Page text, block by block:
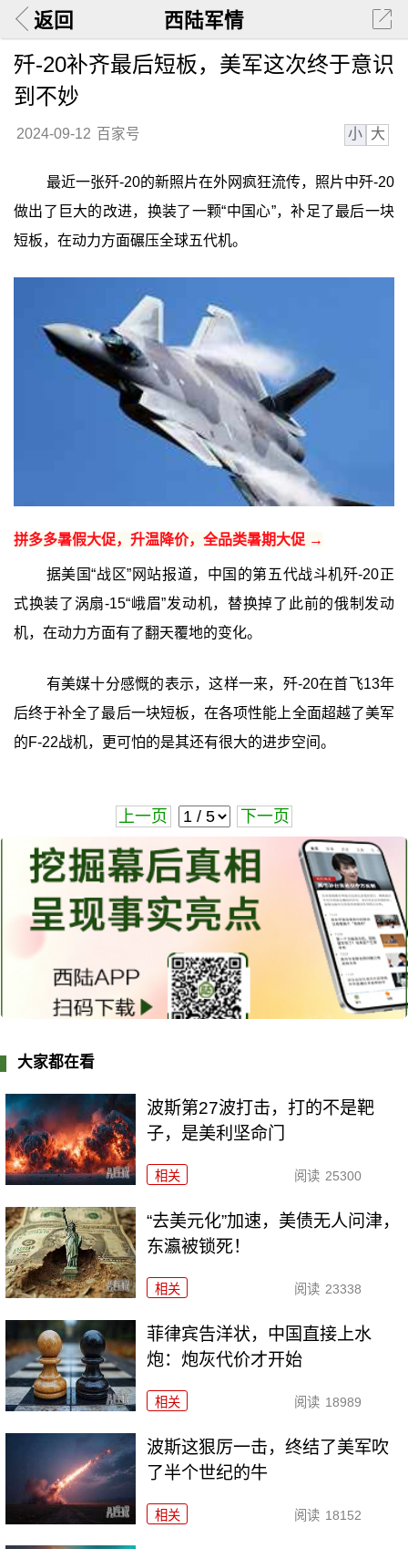
返回 西陆军情
歼-20补齐最后短板，美军这次终于意识
到不妙
2024-09-12 百家号 小 大
最近一张歼-20的新照片在外网疯狂流传，照片中歼-20
做出了巨大的改进，换装了一颗“中国心”，补足了最后一块
短板，在动力方面碾压全球五代机。
拼多多暑假大促，升温降价，全品类暑期大促 →
据美国“战区”网站报道，中国的第五代战斗机歼-20正
式换装了涡扇-15“峨眉”发动机，替换掉了此前的俄制发动
机，在动力方面有了翻天覆地的变化。
有美媒十分感慨的表示，这样一来，歼-20在首飞13年
后终于补全了最后一块短板，在各项性能上全面超越了美军
的F-22战机，更可怕的是其还有很大的进步空间。
上一页 下一页
大家都在看
波斯第27波打击，打的不是靶
子，是美利坚命门
相关 阅读 25300
“去美元化”加速，美债无人问津，
东瀛被锁死！
相关 阅读 23338
菲律宾告洋状，中国直接上水
炮：炮灰代价才开始
相关 阅读 18989
波斯这狠厉一击，终结了美军吹
了半个世纪的牛
相关 阅读 18152